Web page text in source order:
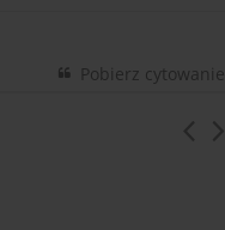
Pobierz cytowanie